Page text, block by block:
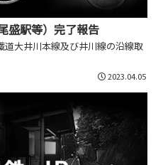
盛駅等）完了報告
道大井川本線及び井川線の沿線取
2023.04.05